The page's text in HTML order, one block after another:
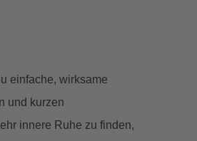
einfache, wirksame
und kurzen
innere Ruhe zu finden,